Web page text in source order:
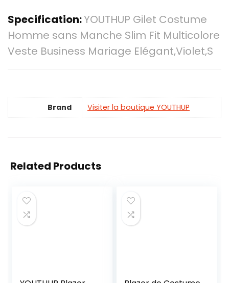
Specification:YOUTHUP Gilet Costume
Homme sans Manche Slim Fit Multicolore
Veste Business Mariage Elégant,Violet,S
Brand Visiter la boutique YOUTHUP
Related Products